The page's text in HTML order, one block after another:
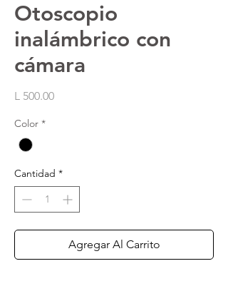
Otoscopio
inalámbrico con
cámara
L 500.00Precio
Color *
Cantidad *
Agregar Al Carrito